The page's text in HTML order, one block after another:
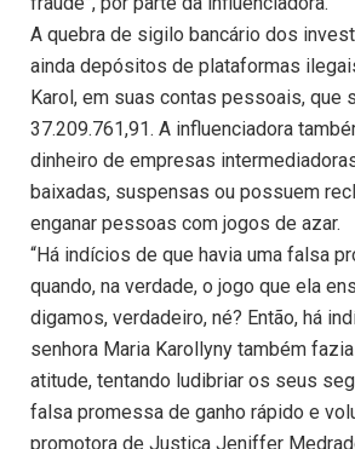
A quebra de sigilo bancário dos
ainda depósitos de plataformas
Karol, em suas contas pessoais, que
37.209.761,91. A influenciadora
dinheiro de empresas
baixadas, suspensas ou possuem
enganar pessoas com jogos de azar.
“Há indícios de que havia uma falsa
quando, na verdade, o jogo que ela
digamos, verdadeiro, né? Então, há
senhora Maria Karollyny também
atitude, tentando ludibriar os seus
falsa promessa de ganho rápido e
promotora de Justiça Jeniffer